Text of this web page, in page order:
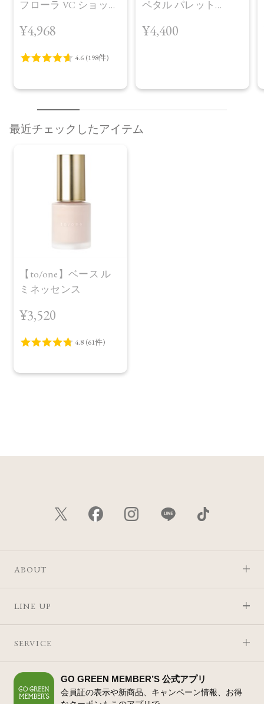
フローラ VC ショット
¥4,968
ペタル パレット
AW Collection＞EX04
¥4,400
最近チェックしたアイテム
【to/one】ベース ル
ミネッセンス
¥3,520
ABOUT
LINE UP
SERVICE
GO GREEN MEMBER’S 公式アプリ
会員証の表示や新商品、キャンペーン情報、お得